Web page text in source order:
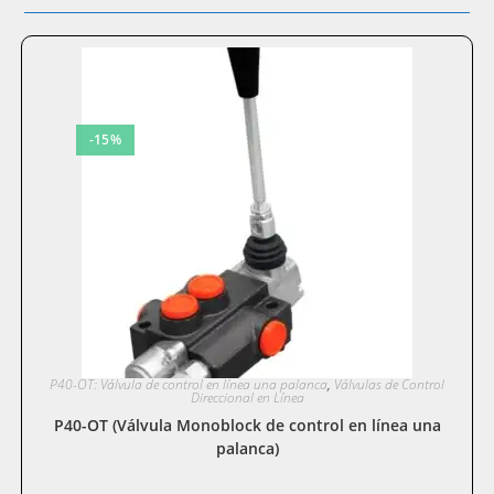
-15%
P40-OT: Válvula de control en línea una palanca, Válvulas de Control
Direccional en Línea
P40-OT (Válvula Monoblock de control en línea una
palanca)